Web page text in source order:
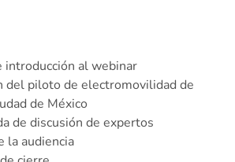
introducción al webinar
del piloto de electromovilidad de
de México
de discusión de expertos
la audiencia